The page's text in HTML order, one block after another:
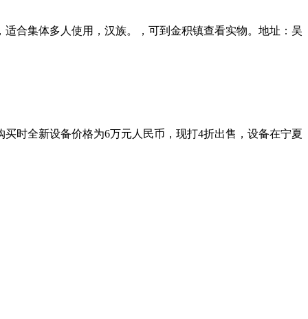
合集体多人使用，汉族。，可到金积镇查看实物。地址：吴
时全新设备价格为6万元人民币，现打4折出售，设备在宁夏